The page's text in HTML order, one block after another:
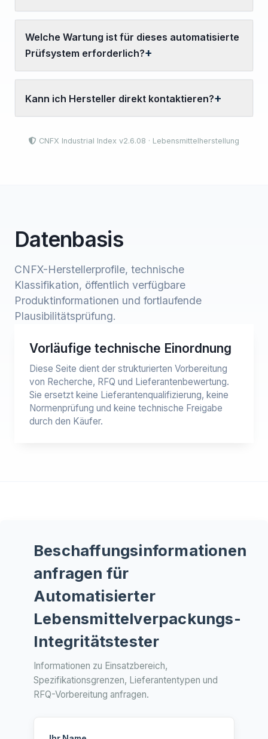
Welche Wartung ist für dieses automatisierte
Prüfsystem erforderlich?
Kann ich Hersteller direkt kontaktieren?
CNFX Industrial Index v2.6.08 · Lebensmittelherstellung
Datenbasis
CNFX-Herstellerprofile, technische
Klassifikation, öffentlich verfügbare
Produktinformationen und fortlaufende
Plausibilitätsprüfung.
Vorläufige technische Einordnung
Diese Seite dient der strukturierten Vorbereitung
von Recherche, RFQ und Lieferantenbewertung.
Sie ersetzt keine Lieferantenqualifizierung, keine
Normenprüfung und keine technische Freigabe
durch den Käufer.
Beschaffungsinformationen
anfragen für
Automatisierter
Lebensmittelverpackungs-
Integritätstester
Informationen zu Einsatzbereich,
Spezifikationsgrenzen, Lieferantentypen und
RFQ-Vorbereitung anfragen.